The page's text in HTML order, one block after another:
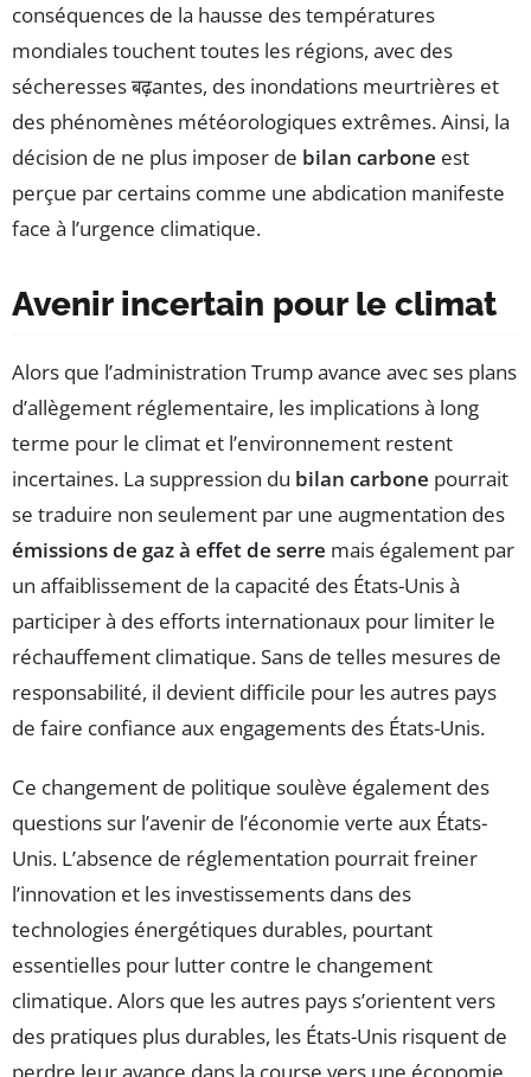
conséquences de la hausse des températures
mondiales touchent toutes les régions, avec des
sécheresses बढ़antes, des inondations meurtrières et
des phénomènes météorologiques extrêmes. Ainsi, la
décision de ne plus imposer de bilan carbone est
perçue par certains comme une abdication manifeste
face à l’urgence climatique.
Avenir incertain pour le climat
Alors que l’administration Trump avance avec ses plans
d’allègement réglementaire, les implications à long
terme pour le climat et l’environnement restent
incertaines. La suppression du bilan carbone pourrait
se traduire non seulement par une augmentation des
émissions de gaz à effet de serre mais également par
un affaiblissement de la capacité des États-Unis à
participer à des efforts internationaux pour limiter le
réchauffement climatique. Sans de telles mesures de
responsabilité, il devient difficile pour les autres pays
de faire confiance aux engagements des États-Unis.
Ce changement de politique soulève également des
questions sur l’avenir de l’économie verte aux États-
Unis. L’absence de réglementation pourrait freiner
l’innovation et les investissements dans des
technologies énergétiques durables, pourtant
essentielles pour lutter contre le changement
climatique. Alors que les autres pays s’orientent vers
des pratiques plus durables, les États-Unis risquent de